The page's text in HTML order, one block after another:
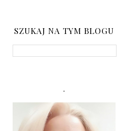
SZUKAJ NA TYM BLOGU
.